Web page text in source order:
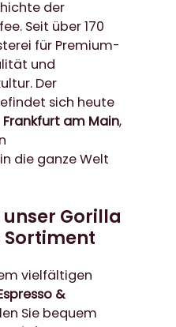
der
Seit über 170
für Premium-
und
Der
sich heute
am Main,
die ganze Welt
unser Gorilla
Sortiment
vielfältigen
&
Sie bequem